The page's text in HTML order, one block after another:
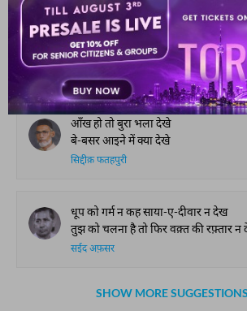
मेरे दिल के ये दाग़ सारे हैं
आसमाँ पर जो चाँद तारे हैं
आँख हो तो बुरा भला देखे
बे-बसर आइने में क्या देखे
सिद्दीक़ फतहपुरी
धूप को गर्म न कह साया-ए-दीवार न देख
तुझ को चलना है तो फिर वक़्त की रफ़्तार न
सईद अफ़सर
SHOW MORE SUGGESTIONS